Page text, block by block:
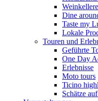
Dine
Taste my
Lokale
Touren und
Geführte
One Day
Erlebnisse
Moto tours
Ticino
Schätze